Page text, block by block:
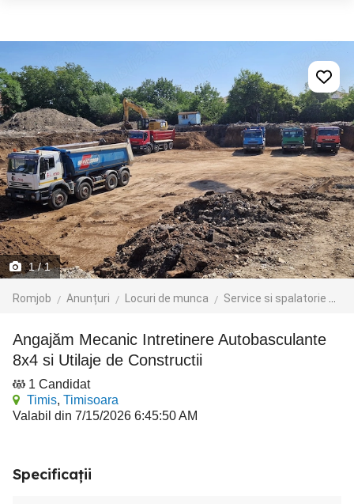
1/ 1
Romjob Anunțuri Locuri de munca Service si spalatorie auto
Angajăm Mecanic Intretinere Autobasculante
8x4 si Utilaje de Constructii
1 Candidat
Timis, Timisoara
Valabil din 7/15/2026 6:45:50 AM
Specificații